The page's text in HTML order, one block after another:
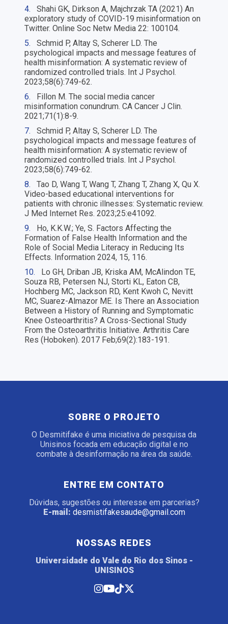
4.
Shahi GK, Dirkson A, Majchrzak TA (2021) An
exploratory study of COVID-19 misinformation on
Twitter. Online Soc Netw Media 22: 100104.
5.
Schmid P, Altay S, Scherer LD. The
psychological impacts and message features of
health misinformation: A systematic review of
randomized controlled trials. Int J Psychol.
2023;58(6):749-62.
6.
Fillon M. The social media cancer
misinformation conundrum. CA Cancer J Clin.
2021;71(1):8-9.
7.
Schmid P, Altay S, Scherer LD. The
psychological impacts and message features of
health misinformation: A systematic review of
randomized controlled trials. Int J Psychol.
2023;58(6):749-62.
8.
Tao D, Wang T, Wang T, Zhang T, Zhang X, Qu X.
Video-based educational interventions for
patients with chronic illnesses: Systematic review.
J Med Internet Res. 2023;25:e41092.
9.
Ho, K.K.W.; Ye, S. Factors Affecting the
Formation of False Health Information and the
Role of Social Media Literacy in Reducing Its
Effects. Information 2024, 15, 116.
10.
Lo GH, Driban JB, Kriska AM, McAlindon TE,
Souza RB, Petersen NJ, Storti KL, Eaton CB,
Hochberg MC, Jackson RD, Kent Kwoh C, Nevitt
MC, Suarez-Almazor ME. Is There an Association
Between a History of Running and Symptomatic
Knee Osteoarthritis? A Cross-Sectional Study
From the Osteoarthritis Initiative. Arthritis Care
Res (Hoboken). 2017 Feb;69(2):183-191.
SOBRE O PROJETO
O Desmitifake é uma iniciativa de pesquisa da
Unisinos focada em educação digital e no
combate à desinformação na área da saúde.
ENTRE EM CONTATO
Dúvidas, sugestões ou interesse em parcerias?
E-mail: desmistifakesaude@gmail.com
NOSSAS REDES
Universidade do Vale do Rio dos Sinos -
UNISINOS